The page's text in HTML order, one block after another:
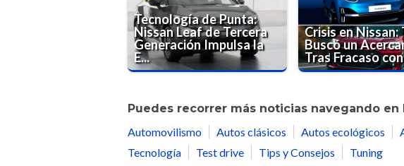
Tecnología de Punta:
Nissan Leaf de Tercera
Generación Impulsa la
E...
Crisis en Nissan:
Buscó un
Tras Fracaso
Puedes recorrer más noticias navegando
Automovilismo
Autos clásicos Autos ecológicos
Tecnología
Test drive Tips y Consejos Tuning